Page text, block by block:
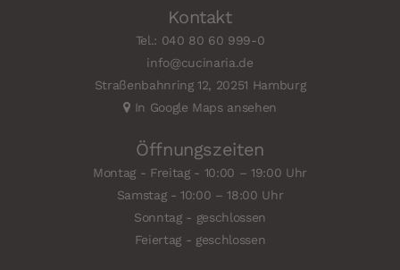
Kontakt
Tel.: 040 80 60 999-0
info@cucinaria.de
Straßenbahnring 12, 20251 Hamburg
In Google Maps ansehen
Öffnungszeiten
Montag - Freitag - 10:00 – 19:00 Uhr
Samstag - 10:00 – 18:00 Uhr
Sonntag - geschlossen
Feiertag - geschlossen